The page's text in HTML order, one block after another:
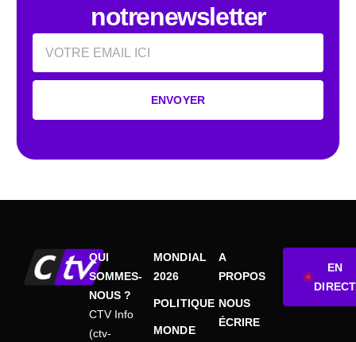
notrenewsletter
Email
ENVOYER
QUI
SOMMES-
NOUS ?
CTV Info
(ctv-
MONDIAL
2026
POLITIQUE
MONDE
A
PROPOS
NOUS
ÉCRIRE
EN
DIRECT